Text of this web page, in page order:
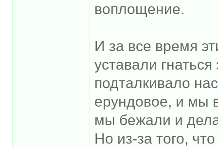
воплощение.
И за все время
уставали
подталкивало
ерундовое, и мы
мы бежали и
Но из-за того,